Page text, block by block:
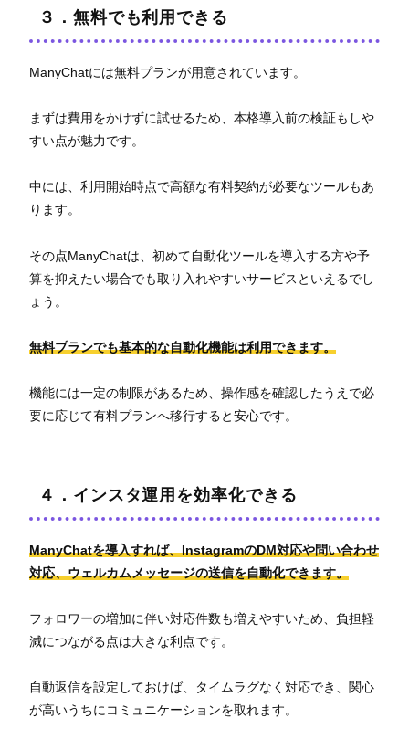
３．無料でも利用できる
ManyChatには無料プランが用意されています。
まずは費用をかけずに試せるため、本格導入前の検証もしや
すい点が魅力です。
中には、利用開始時点で高額な有料契約が必要なツールもあ
ります。
その点ManyChatは、初めて自動化ツールを導入する方や予
算を抑えたい場合でも取り入れやすいサービスといえるでし
ょう。
無料プランでも基本的な自動化機能は利用できます。
機能には一定の制限があるため、操作感を確認したうえで必
要に応じて有料プランへ移行すると安心です。
４．インスタ運用を効率化できる
ManyChatを導入すれば、InstagramのDM対応や問い合わせ
対応、ウェルカムメッセージの送信を自動化できます。
フォロワーの増加に伴い対応件数も増えやすいため、負担軽
減につながる点は大きな利点です。
自動返信を設定しておけば、タイムラグなく対応でき、関心
が高いうちにコミュニケーションを取れます。